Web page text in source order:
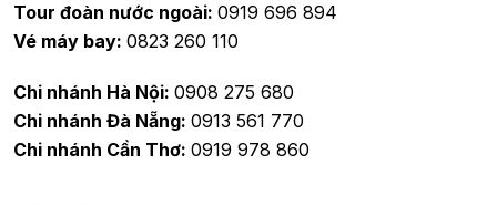
Tour đoàn nước ngoài: 0919 696 894
Vé máy bay: 0823 260 110
Chi nhánh Hà Nội: 0908 275 680
Chi nhánh Đà Nẵng: 0913 561 770
Chi nhánh Cần Thơ: 0919 978 860